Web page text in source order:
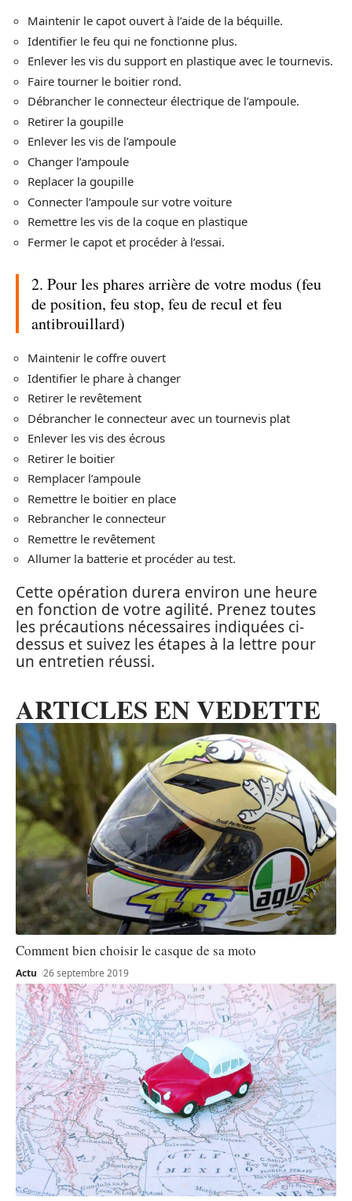
Maintenir le capot ouvert à l’aide de la béquille.
Identifier le feu qui ne fonctionne plus.
Enlever les vis du support en plastique avec le tournevis.
Faire tourner le boitier rond.
Débrancher le connecteur électrique de l’ampoule.
Retirer la goupille
Enlever les vis de l’ampoule
Changer l’ampoule
Replacer la goupille
Connecter l’ampoule sur votre voiture
Remettre les vis de la coque en plastique
Fermer le capot et procéder à l’essai.
2. Pour les phares arrière de votre modus (feu
de position, feu stop, feu de recul et feu
antibrouillard)
Maintenir le coffre ouvert
Identifier le phare à changer
Retirer le revêtement
Débrancher le connecteur avec un tournevis plat
Enlever les vis des écrous
Retirer le boitier
Remplacer l’ampoule
Remettre le boitier en place
Rebrancher le connecteur
Remettre le revêtement
Allumer la batterie et procéder au test.
Cette opération durera environ une heure
en fonction de votre agilité. Prenez toutes
les précautions nécessaires indiquées ci-
dessus et suivez les étapes à la lettre pour
un entretien réussi.
ARTICLES EN VEDETTE
Comment bien choisir le casque de sa moto
Actu 26 septembre 2019